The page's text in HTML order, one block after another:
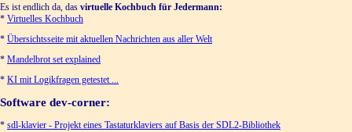
Es ist endlich da, das virtuelle Kochbuch für Jedermann:
* Virtuelles Kochbuch
* Übersichtsseite mit aktuellen Nachrichten aus aller Welt
* Mandelbrot set explained
* KI mit Logikfragen getestet ...
Software dev-corner:
* sdl-klavier - Projekt eines Tastaturklaviers auf Basis der SDL2-Bibliothek